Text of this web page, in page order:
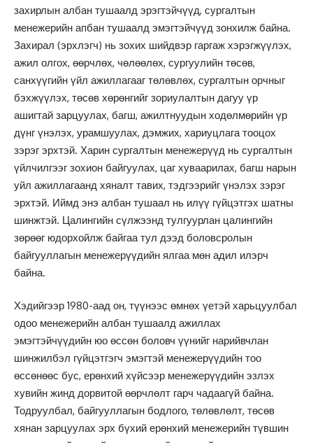
захирлын албан тушаалд эрэгтэйчүүд, сургалтын
менежерийн апбан тушаалд эмэгтэйчүүд зонхилж байна.
Захирал (эрхлэгч) нь зохих шийдвэр гаргаж хэрэгжүүлэх,
ажил олгох, өөрчлөх, чөлөөлөх, сургуулийн төсөв,
санхүүгийн үйл ажиллагааг төлөвлөх, сургалтын орчныг
бэхжүүлэх, төсөв хөрөнгийг зориулалтын дагуу үр
ашигтай зарцуулах, багш, ажилтнуудын ходөлмөрийн үр
дүнг үнэлэх, урамшуулах, дэмжих, хариуцлага тооцох
зэрэг эрхтэй. Харин сургалтын менежерүүд нь сургалтын
үйлчилгээг зохион байгуулах, цаг хуваарилах, багш нарын
уйл ажиллагаанд хяналт тавих, тэдгээрийг үнэлэх зэрэг
эрхтэй. Иймд энэ албан тушаал нь илүү гүйцэтгэх шатны
шинжтэй. Цалингийн сүлжээнд тулгуурлан цалингийн
зөрөөг юдорхойлж байгаа тул дээд боловсролын
байгууллагын менежерүүдийн ялгаа мөн адил илэрч
байна.
Хэдийгээр 1980-аад он, түүнээс өмнөх үетэй харьцуулбал
одоо менежерийн албан тушаалд ажиллах
эмэгтэйчүүдийн юо өссөн боловч үүнийг нарийвчлан
шинжилбэл гүйцэтгэгч эмэгтэй менежерүүдийн тоо
өссөнөөс бус, ерөнхий хүйсээр менежерүүдийн эзлэх
хувийн жинд дорвитой өөрчлөлт гарч чадаагүй байна.
Тодруулбал, байгууллагын бодлого, төлөвлөлт, төсөв
хянан зарцуулах эрх бүхий ерөнхий менежерийн түвшин